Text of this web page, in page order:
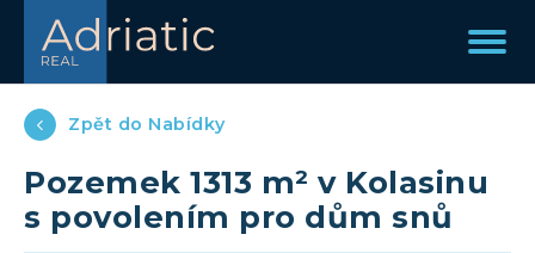
Zpět do Nabídky
Pozemek 1313 m² v Kolasinu
s povolením pro dům snů